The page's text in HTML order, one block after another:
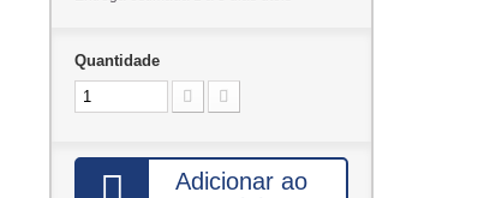
Quantidade
Adicionar ao